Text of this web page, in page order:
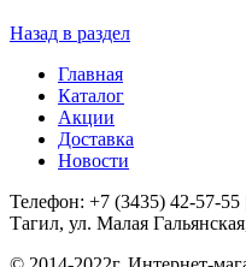
Назад в раздел
Главная
Каталог
Акции
Доставка
Новости
Телефон: +7 (3435) 42-57-
Тагил, ул. Малая